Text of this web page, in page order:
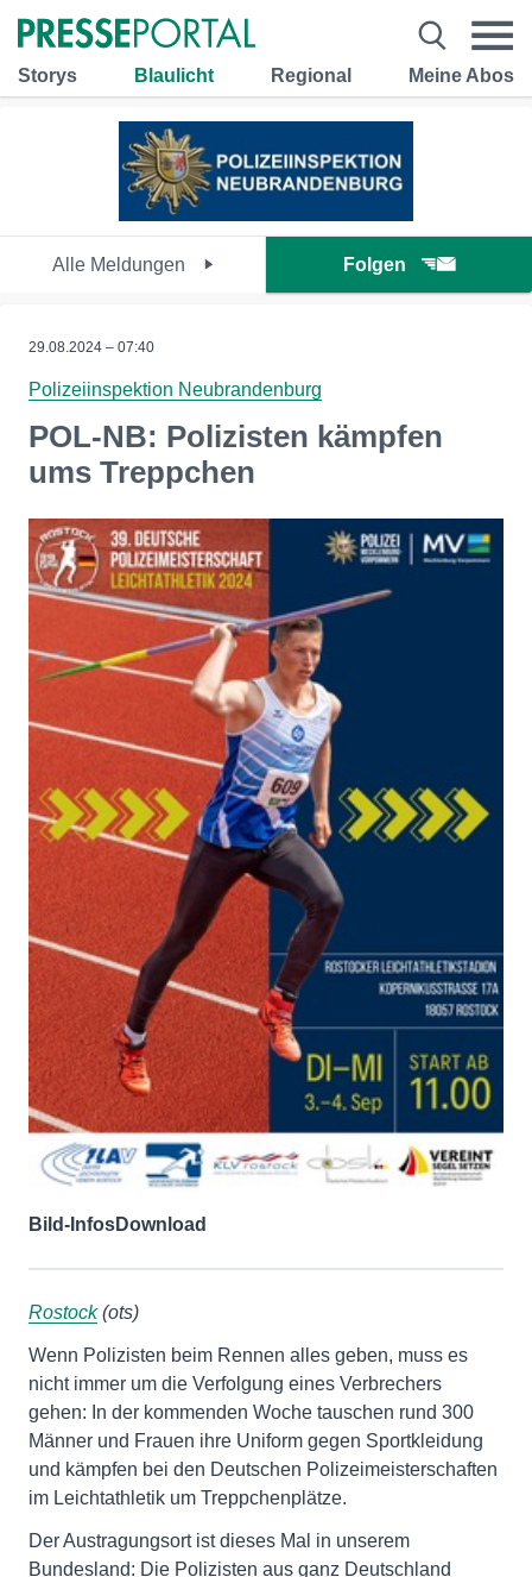
Storys Blaulicht Regional Meine Abos
Alle Meldungen Folgen
29.08.2024 – 07:40
Polizeiinspektion Neubrandenburg
POL-NB: Polizisten kämpfen
ums Treppchen
Bild-InfosDownload
Rostock(ots)
Wenn Polizisten beim Rennen alles geben, muss es
nicht immer um die Verfolgung eines Verbrechers
gehen: In der kommenden Woche tauschen rund 300
Männer und Frauen ihre Uniform gegen Sportkleidung
und kämpfen bei den Deutschen Polizeimeisterschaften
im Leichtathletik um Treppchenplätze.
Der Austragungsort ist dieses Mal in unserem
Bundesland: Die Polizisten aus ganz Deutschland